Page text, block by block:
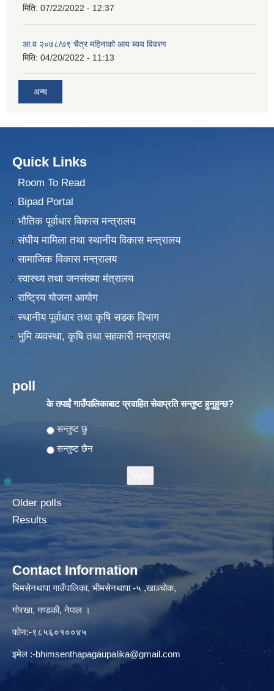
मिति: 07/22/2022 - 12:37
आ.व २०७८/७९ चैत्र महिनाको आय ब्यय विवरण
मिति: 04/20/2022 - 11:13
अन्य
Quick Links
Room To Read
Bipad Portal
भौतिक पूर्वाधार विकास मन्त्रालय
संघीय मामिला तथा स्थानीय विकास मन्त्रालय
सामाजिक विकास मन्त्रालय
स्वास्थ्य तथा जनसंख्या मंत्रालय
राष्ट्रिय योजना आयोग
स्थानीय पूर्वाधार तथा कृषि सडक विभाग
भुमि व्यवस्था, कृषि तथा सहकारी मन्त्रालय
poll
के तपाईं गाउँपालिकाबाट प्रवाहित सेवाप्रति सन्तुष्ट हुनुहुन्छ?
Choices
सन्तुष्ट छु
सन्तुष्ट छैन
Older polls
Results
Contact Information
भिमसेनथापा गाउँपालिका, भीमसेनथापा -५ ,खाञ्चोक,
गोरखा, गण्डकी, नेपाल ।
फोन:-९८५६०१००४५
इमेल :-bhimsenthapagaupalika@gmail.com